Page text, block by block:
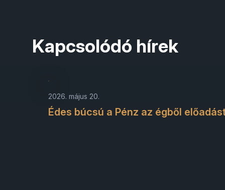
Kapcsolódó hírek
2026. május 20.
Édes búcsú a Pénz az égből